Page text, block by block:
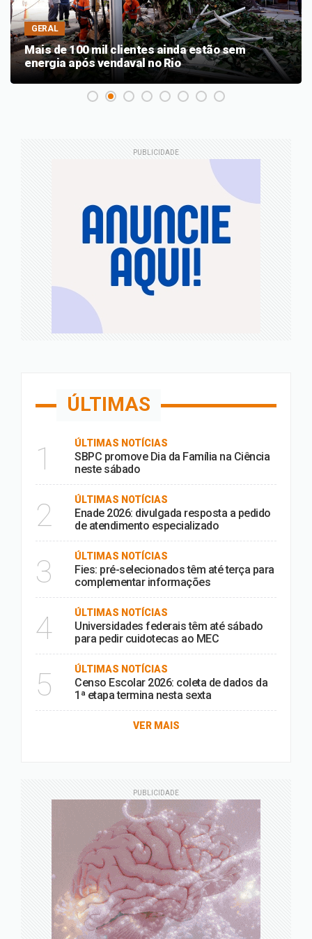
GERAL
Mais de 100 mil clientes ainda estão sem
energia após vendaval no Rio
PUBLICIDADE
ÚLTIMAS
1 ÚLTIMAS NOTÍCIAS
SBPC promove Dia da Família na Ciência
neste sábado
2 ÚLTIMAS NOTÍCIAS
Enade 2026: divulgada resposta a pedido
de atendimento especializado
3 ÚLTIMAS NOTÍCIAS
Fies: pré-selecionados têm até terça para
complementar informações
4 ÚLTIMAS NOTÍCIAS
Universidades federais têm até sábado
para pedir cuidotecas ao MEC
5 ÚLTIMAS NOTÍCIAS
Censo Escolar 2026: coleta de dados da
1ª etapa termina nesta sexta
VER MAIS
PUBLICIDADE